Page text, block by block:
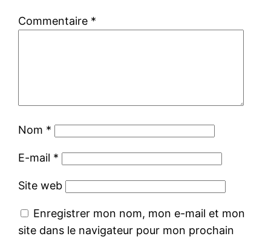
Commentaire *
Nom *
E-mail *
Site web
Enregistrer mon nom, mon e-mail et mon
site dans le navigateur pour mon prochain